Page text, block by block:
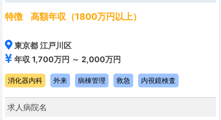
特徴 高額年収（1800万円以上）
東京都 江戸川区
年収 1,700万円 ～ 2,000万円
消化器内科 外来 病棟管理 救急 内視鏡検査
求人病院名